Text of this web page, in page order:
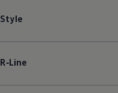
Style
R‑Line